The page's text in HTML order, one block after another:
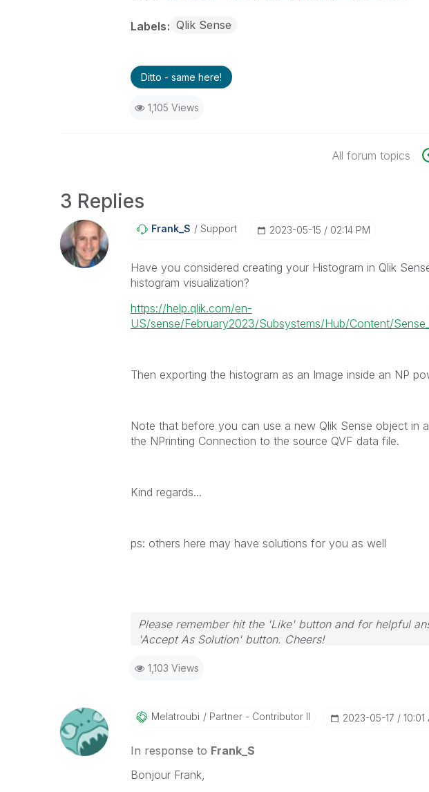
Labels Qlik Sense
Ditto - same here!
1,105 Views
All forum topics
3 Replies
Frank_S Support ‎2023-05-15 02:14 PM
Have you considered creating your Histogram in Qlik
histogram visualization?
https://help.qlik.com/en-
US/sense/February2023/Subsystems/Hub/Content/
Then exporting the histogram as an Image inside an NP
Note that before you can use a new Qlik Sense object in
the NPrinting Connection to the source QVF data file.
Kind regards...
ps: others here may have solutions for you as well
Please remember hit the 'Like' button and for helpful
'Accept As Solution' button. Cheers!
1,103 Views
Melatroubi Partner - Contributor II ‎2023-05-17 10:01
In response to Frank_S
Bonjour Frank,